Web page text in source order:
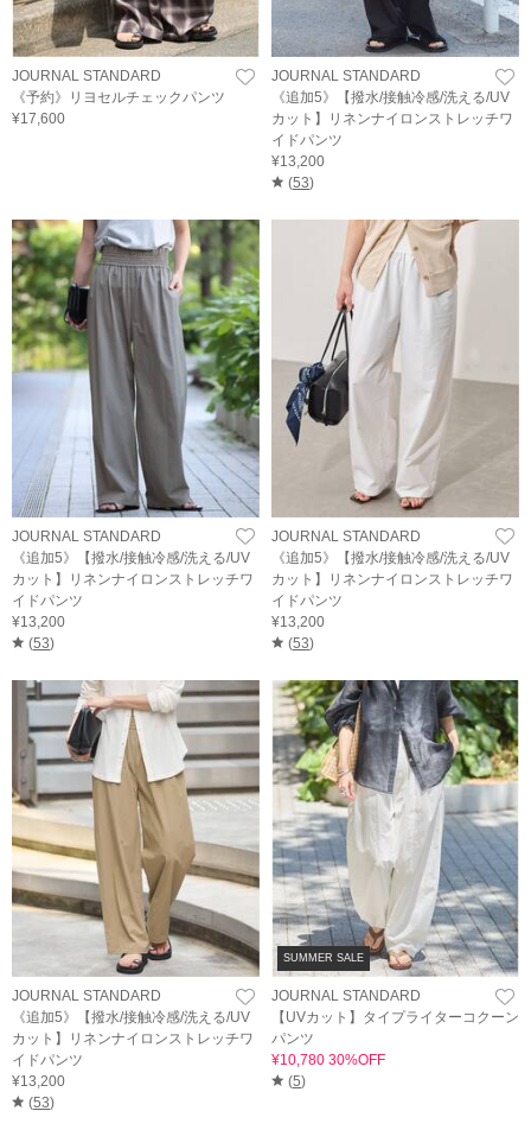
JOURNAL STANDARD
《予約》リヨセルチェックパンツ
¥17,600
JOURNAL STANDARD
《追加5》【撥水/接触冷感/洗える/UV
カット】リネンナイロンストレッチワ
イドパンツ
¥13,200
(53)
JOURNAL STANDARD
《追加5》【撥水/接触冷感/洗える/UV
カット】リネンナイロンストレッチワ
イドパンツ
¥13,200
(53)
JOURNAL STANDARD
《追加5》【撥水/接触冷感/洗える/UV
カット】リネンナイロンストレッチワ
イドパンツ
¥13,200
(53)
JOURNAL STANDARD
《追加5》【撥水/接触冷感/洗える/UV
カット】リネンナイロンストレッチワ
イドパンツ
¥13,200
(53)
SUMMER SALE
JOURNAL STANDARD
【UVカット】タイプライターコクーン
パンツ
¥10,780 30%OFF
(5)